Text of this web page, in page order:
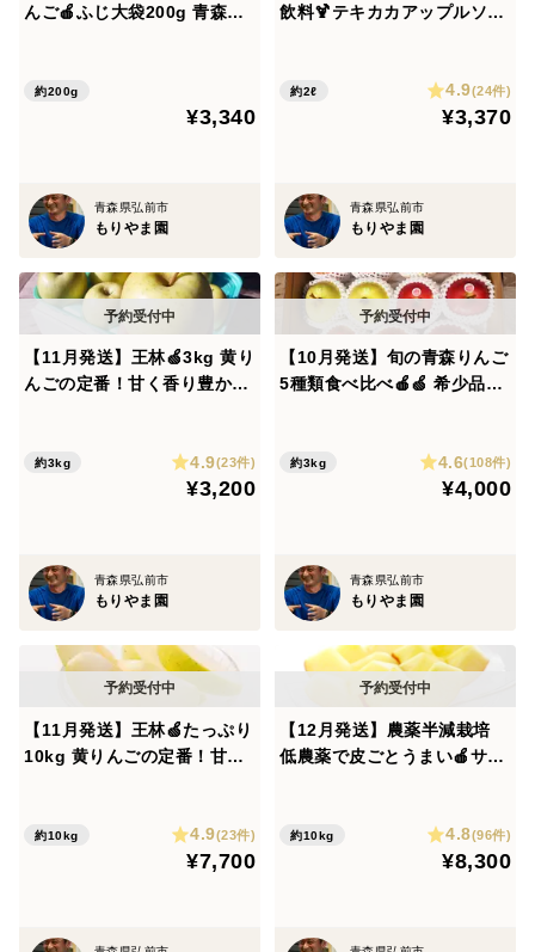
・発送日、お届け日、大きさなどのご指定は承ることが
・置き配をご希望の場合は、ご住所の最後に「置き配希
望」とご入力ください。特記事項欄への記載では対応で
ることはできません。
・収穫状況により、出荷前半は大きめ、後半は小さめの
りんごになる場合があります。
🎁のし対応
シールタイプの簡易のし・リボンシールをご用意してお
・内祝
・御見舞
・無地のし
・プレゼント用リボンシール
※名入れには対応しておりません。
注意して検品・箱詰めをしておりますが、キズを見落と
してしまう場合がございます。
ができている場合には配送中の事故の可能性が高いで
んご🍎ふじ大袋200g 青森県
約200g
¥3,340
青森県弘前市
もりやま園
飲料🍹テキカカアップルソー
元、御祝や御礼 【夏ギフト】
約2ℓ 4.9(24件)
¥3,370
青森県弘前市
もりやま園
【11月発送】王林🍏3kg 黄り
んごの定番！甘く香り豊かな
約3kg 4.9(23件)
¥3,200
青森県弘前市
もりやま園
【10月発送】旬の青森りんご
5種類食べ比べ🍎🍏 希少品種
学肥料不使用 りんご食べ比
べ 予約 おすすめ 人気
約3kg 4.6(108件)
¥4,000
青森県弘前市
もりやま園
【11月発送】王林🍏たっぷり
10kg 黄りんごの定番！甘く
約10kg 4.9(23件)
¥7,700
【12月発送】農薬半減栽培
低農薬で皮ごとうまい🍎サン
予約 旬 化学肥料不使用 特別
約10kg 4.8(96件)
¥8,300